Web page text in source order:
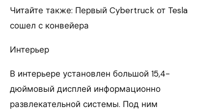
Читайте также: Первый Cybertruck от Tesla
сошел с конвейера
Интерьер
В интерьере установлен большой 15,4-
дюймовый дисплей информационно
развлекательной системы. Под ним